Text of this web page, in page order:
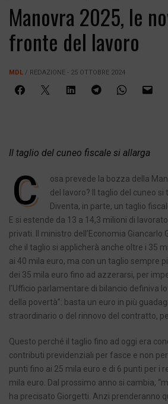
Manovra 2025, le
fronte del lavoro
MDL / REDAZIONE - 25 OTTOBRE 2024
Il taglio del cuneo fiscale si allarga
C
osa prevede la bozza della
del lavoro? Il taglio del cuneo
Diventa, in parte, un taglio
E si estende da 13 a 14,3 milioni di
privati. Il ministro dell’Economia Giancarlo
che il taglio si applicherà anche oltre i 35
ai 40 mila euro, ma con un taglio sempre
dei 35 mila euro fino ad azzerarsi, per
l’Ufficio parlamentare di bilancio definiva
della povertà”: basta un euro in più
straordinario o del rinnovo del contratto,
Questo perché il taglio fino ad oggi era
contributi previdenziali per fasce e non
punti fino ai 25 mila euro e di 6 punti per i
mila euro. Dal prossimo anno si cambia,
ha precisato Giorgetti. Anzi prenderanno